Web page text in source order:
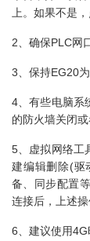
上。如果不是
2、确保PLC网
3、保持EG20
4、有些电脑系
的防火墙关闭
5、虚拟网络工
建编辑删除(驱
备、同步配置
连接后，上述操
6、建议使用4G